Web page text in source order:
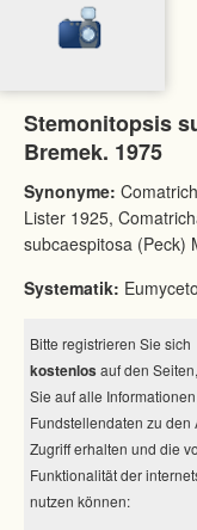
Stemonitopsis
Bremek. 1975
Synonyme:
Lister 1925,
subcaespitosa (Peck)
Systematik:
Bitte registrieren Sie sich
kostenlos auf den
Sie auf alle
Fundstellendaten zu den
Zugriff erhalten und die
Funktionalität der
nutzen können: